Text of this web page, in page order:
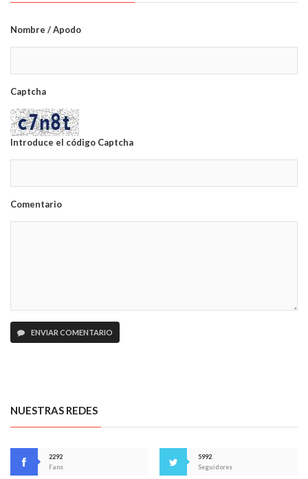
Nombre / Apodo
Captcha
Introduce el código Captcha
Comentario
ENVIAR COMENTARIO
NUESTRAS REDES
2292
Fans
5992
Seguidores